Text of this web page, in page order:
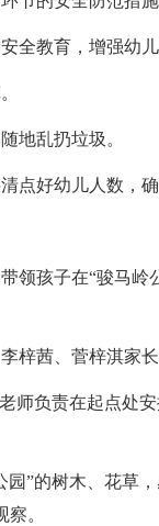
教育，增强幼儿
乱扔垃圾。
好幼儿人数，确
孩子在“骏马岭
茜、菅梓淇家长
负责在起点处安
的树木、花草，
。